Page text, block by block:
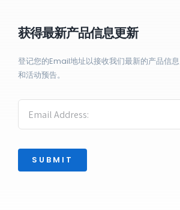
获得最新产品信息更新
登记您的Email地址以接收我们最新的产品信息
和活动预告。
SUBMIT